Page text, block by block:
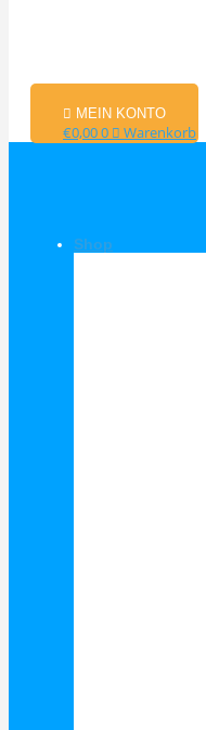
MEIN KONTO
€0,000 Warenkorb
Shop